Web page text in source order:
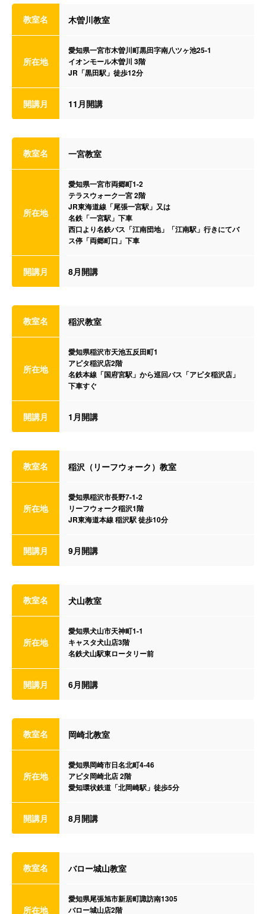
教室名 木曽川教室
所在地
愛知県一宮市木曽川町黒田字南八ツヶ池25-1
イオンモール木曽川 3階
JR「黒田駅」徒歩12分
開講月 11月開講
教室名 一宮教室
所在地
愛知県一宮市両郷町1-2
テラスウォーク一宮 2階
JR東海道線「尾張一宮駅」又は
名鉄「一宮駅」下車
西口より名鉄バス「江南団地」「江南駅」行きにてバ
ス停「両郷町口」下車
開講月 8月開講
教室名 稲沢教室
所在地
愛知県稲沢市天池五反田町1
アピタ稲沢店2階
名鉄本線「国府宮駅」から巡回バス「アピタ稲沢店」
下車すぐ
開講月 1月開講
教室名 稲沢（リーフウォーク）教室
所在地
愛知県稲沢市長野7-1-2
リーフウォーク稲沢1階
JR東海道本線 稲沢駅 徒歩10分
開講月 9月開講
教室名 犬山教室
所在地
愛知県犬山市天神町1-1
キャスタ犬山店3階
名鉄犬山駅東ロータリー前
開講月 6月開講
教室名 岡崎北教室
所在地
愛知県岡崎市日名北町4-46
アピタ岡崎北店 2階
愛知環状鉄道「北岡崎駅」徒歩5分
開講月 8月開講
教室名 バロー城山教室
所在地
愛知県尾張旭市新居町諏訪南1305
バロー城山店2階